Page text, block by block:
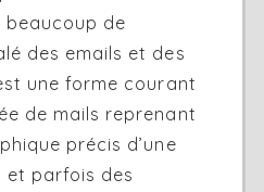
beaucoup de
des emails et des
une forme courant
de mails reprenant
précis d’une
et parfois des